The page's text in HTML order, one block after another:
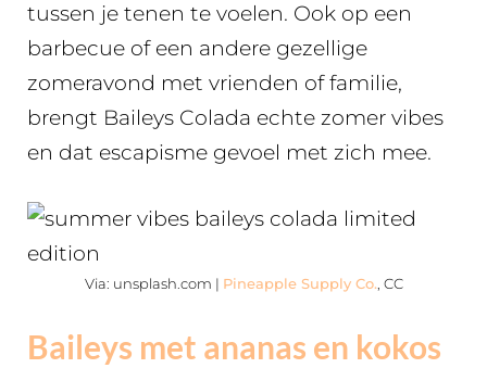
tussen je tenen te voelen. Ook op een
barbecue of een andere gezellige
zomeravond met vrienden of familie,
brengt Baileys Colada echte zomer vibes
en dat escapisme gevoel met zich mee.
Via: unsplash.com | Pineapple Supply Co. , CC
Baileys met ananas en kokos